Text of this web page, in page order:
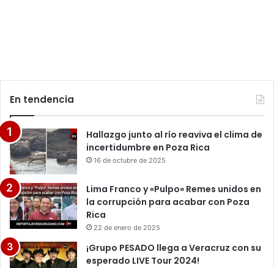
En tendencia
Hallazgo junto al río reaviva el clima de
incertidumbre en Poza Rica
16 de octubre de 2025
Lima Franco y «Pulpo» Remes unidos en
la corrupción para acabar con Poza
Rica
22 de enero de 2025
¡Grupo PESADO llega a Veracruz con su
esperado LIVE Tour 2024!